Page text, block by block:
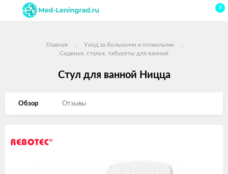
0
Главная
Уход за больными и пожилыми
Сиденья, стулья, табуреты для ванной
Стул для ванной Ницца
Обзор Отзывы